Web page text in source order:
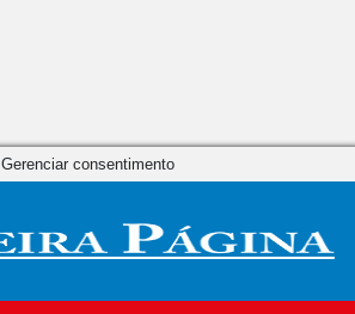
Gerenciar consentimento